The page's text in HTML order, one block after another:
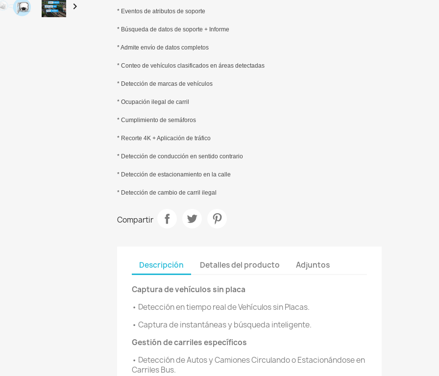
 * Eventos de atributos de soporte
* Búsqueda de datos de soporte + Informe
* Admite envío de datos completos
* Conteo de vehículos clasificados en áreas detectadas
* Detección de marcas de vehículos
* Ocupación ilegal de carril
* Cumplimiento de semáforos
* Recorte 4K + Aplicación de tráfico
* Detección de conducción en sentido contrario
* Detección de estacionamiento en la calle
* Detección de cambio de carril ilegal
Compartir
Descripción Detalles del producto Adjuntos
Captura de vehículos sin placa
• Detección en tiempo real de Vehículos sin Placas.
• Captura de instantáneas y búsqueda inteligente.
Gestión de carriles específicos
• Detección de Autos y Camiones Circulando o Estacionándose en
Carriles Bus.